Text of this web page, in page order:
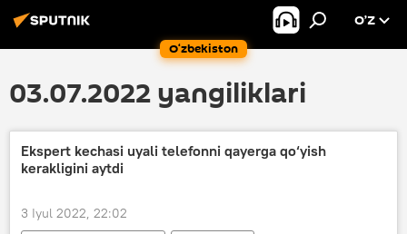
O‘zbekiston
O’Z
03.07.2022 yangiliklari
Ekspert kechasi uyali telefonni qayerga qo‘yish
kerakligini aytdi
3 Iyul 2022, 22:02